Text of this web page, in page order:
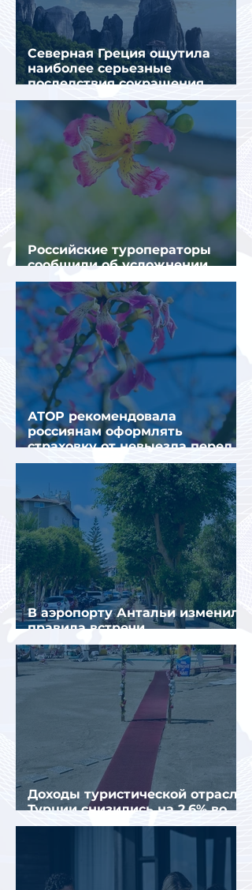
Северная Греция ощутила
наиболее серьезные
последствия сокращения
турпотока из России
Российские туроператоры
сообщили об усложнении
получения виз в Грецию
АТОР рекомендовала
россиянам оформлять
страховку от невыезда перед
поездкой в Грецию
В аэропорту Антальи изменили
правила встречи
организованных туристов
Доходы туристической отрасли
Турции снизились на 2,6% во
втором квартале 2026 года